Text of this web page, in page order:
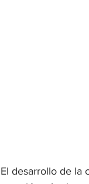
El desarrollo de la